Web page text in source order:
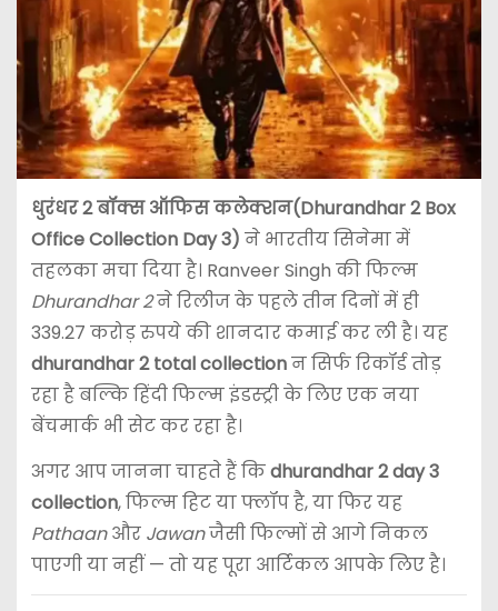
धुरंधर 2 बॉक्स ऑफिस कलेक्शन(Dhurandhar 2 Box
Office Collection Day 3) ने भारतीय सिनेमा में
तहलका मचा दिया है। Ranveer Singh की फिल्म
Dhurandhar 2ने रिलीज के पहले तीन दिनों में ही
339.27 करोड़ रुपये की शानदार कमाई कर ली है। यह
dhurandhar 2 total collectionन सिर्फ रिकॉर्ड तोड़
रहा है बल्कि हिंदी फिल्म इंडस्ट्री के लिए एक नया
बेंचमार्क भी सेट कर रहा है।
अगर आप जानना चाहते हैं किdhurandhar 2 day 3
collection, फिल्म हिट या फ्लॉप है, या फिर यह
Pathaanऔर Jawanजैसी फिल्मों से आगे निकल
पाएगी या नहीं — तो यह पूरा आर्टिकल आपके लिए है।